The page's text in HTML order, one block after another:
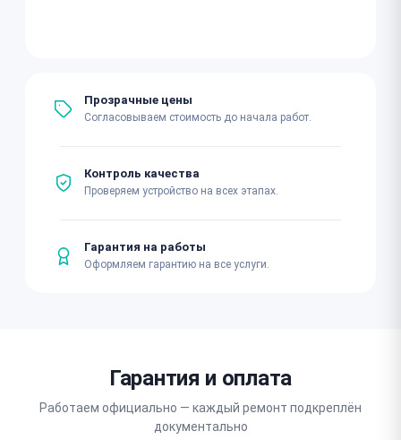
Прозрачные цены
Согласовываем стоимость до начала работ.
Контроль качества
Проверяем устройство на всех этапах.
Гарантия на работы
Оформляем гарантию на все услуги.
Гарантия и оплата
Работаем официально — каждый ремонт подкреплён
документально